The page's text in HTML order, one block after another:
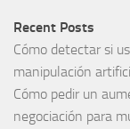
Recent Posts
Cómo detectar si
manipulación
Cómo pedir un
negociación para